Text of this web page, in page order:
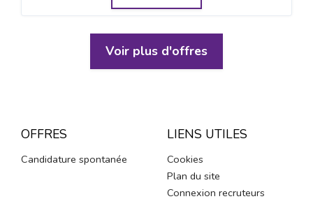
Voir plus d'offres
OFFRES
Candidature spontanée
LIENS UTILES
Cookies
Plan du site
Connexion recruteurs